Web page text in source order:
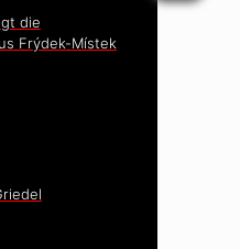
die
Frýdek-Místek